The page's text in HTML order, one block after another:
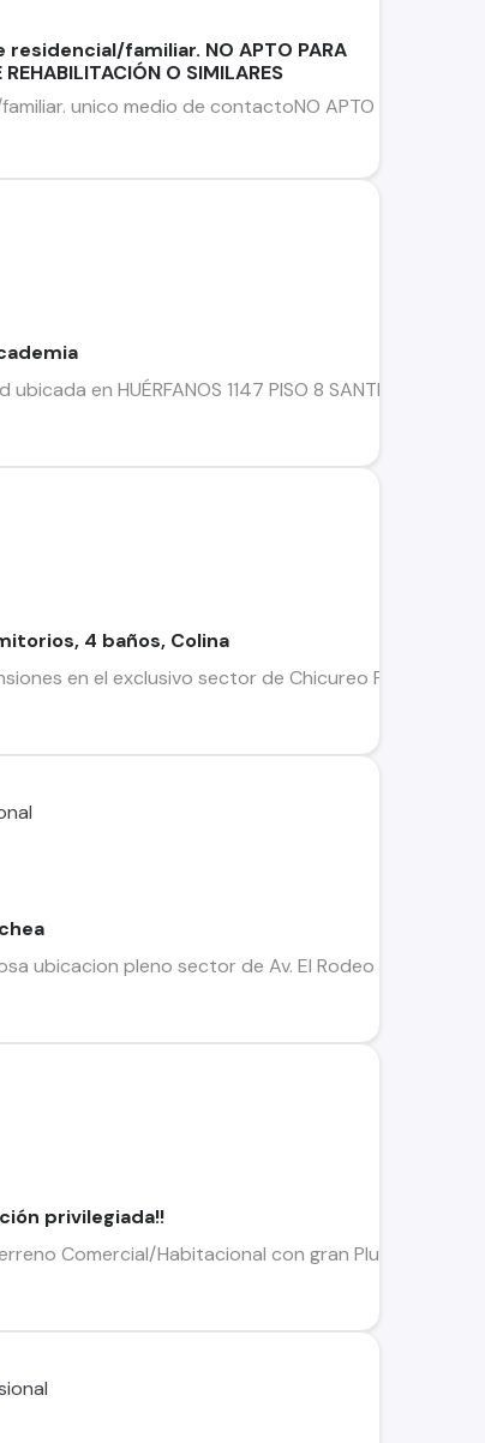
residencial/familiar. NO APTO PARA
O SIMILARES
unico medio de contactoNO APTO PARA
en HUÉRFANOS 1147 PISO 8 SANTIAGO
4 baños, Colina
en el exclusivo sector de Chicureo Poniente,
ubicacion pleno sector de Av. El Rodeo casi
privilegiada!!
Comercial/Habitacional con gran Plusvalía en